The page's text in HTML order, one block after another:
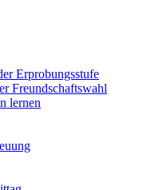
Erprobungsstufe
Freundschaftswahl
lernen